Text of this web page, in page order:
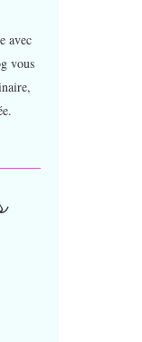
avec
vous